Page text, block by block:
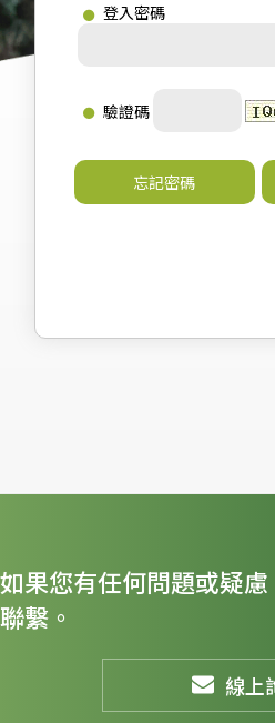
登入密碼
驗證碼
忘記密碼
如果您有任何問題或疑
聯繫。
線上